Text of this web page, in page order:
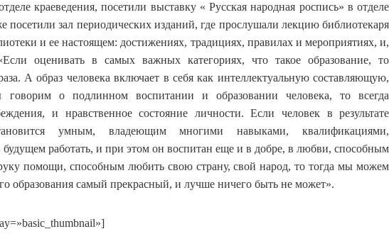
краеведения, посетили выставку « Русская народная роспись» в отделе
зал периодических изданий, где прослушали лекцию библиотекаря
и ее настоящем: достижениях, традициях, правилах и мероприятиях, и,
оценивать в самых важных категориях, что такое образование, то
А образ человека включает в себя как интеллектуальную составляющую,
о подлинном воспитании и образовании человека, то всегда
и нравственное состояние личности. Если человек в результате
умным, владеющим многими навыками, квалификациями,
работать, и при этом он воспитан еще и в добре, в любви, способным
помощи, способным любить свою страну, свой народ, то тогда мы можем
образования самый прекрасный, и лучше ничего быть не может».